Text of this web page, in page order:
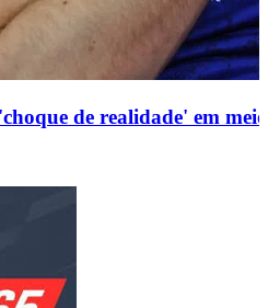
de realidade' em